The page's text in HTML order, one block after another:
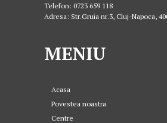
Telefon: 0723 659 118
Adresa: Str.Gruia nr.3, Cluj-Napoca,
MENIU
Acasa
Povestea noastra
Centre